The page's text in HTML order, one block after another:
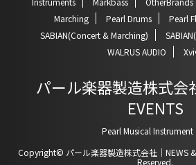
Marching
Pearl Drums Pearl
SABIAN(Concert & Marching)
WALRUS AUDIO
パール楽器製造株式会
EVENTS
Pearl Musical Instrument
Copyright© パール楽器製造株式会社｜NEWS
Reserved.